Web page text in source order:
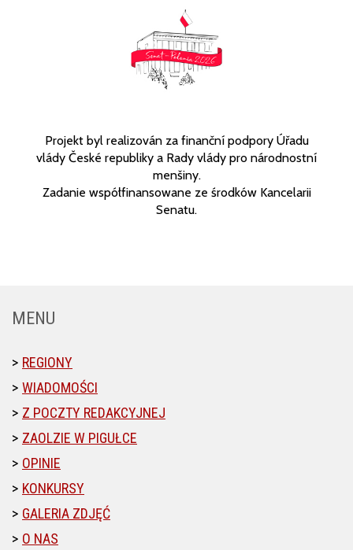
Projekt byl realizován za finanční podpory Úřadu
vlády České republiky a Rady vlády pro národnostní
menšiny.
Zadanie współfinansowane ze środków Kancelarii
Senatu.
MENU
REGIONY
WIADOMOŚCI
Z POCZTY REDAKCYJNEJ
ZAOLZIE W PIGUŁCE
OPINIE
KONKURSY
GALERIA ZDJĘĆ
O NAS